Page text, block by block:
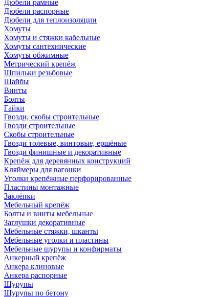
Дюбели рамные
Дюбели распорные
Дюбели для теплоизоляции
Хомуты
Хомуты и стяжки кабельные
Хомуты сантехнические
Хомуты обжимные
Метрический крепёж
Шпильки резьбовые
Шайбы
Винты
Болты
Гайки
Гвозди, скобы строительные
Гвозди строительные
Скобы строительные
Гвозди толевые, винтовые, ершёные
Гвозди финишные и декоративные
Крепёж для деревянных конструкций
Кляймеры для вагонки
Уголки крепёжные перфорированные
Пластины монтажные
Заклёпки
Мебельный крепёж
Болты и винты мебельные
Заглушки декоративные
Мебельные стяжки, шканты
Мебельные уголки и пластины
Мебельные шурупы и конфирматы
Анкерный крепёж
Анкера клиновые
Анкера распорные
Шурупы
Шурупы по бетону